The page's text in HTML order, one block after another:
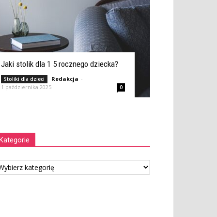
Jaki stolik dla 1 5 rocznego dziecka?
Stoliki dla dzieci Redakcja -
1 października 2025
0